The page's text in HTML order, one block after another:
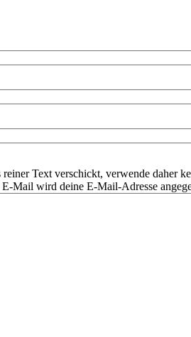
Text verschickt, verwende daher
Mail wird deine E-Mail-Adresse